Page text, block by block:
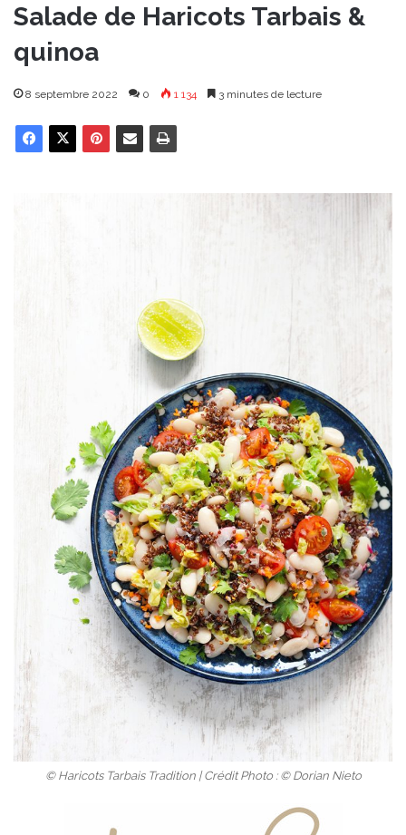
Salade de Haricots Tarbais &
quinoa
8 septembre 2022 0 1 134 3 minutes de lecture
© Haricots Tarbais Tradition | Crédit Photo : © Dorian Nieto